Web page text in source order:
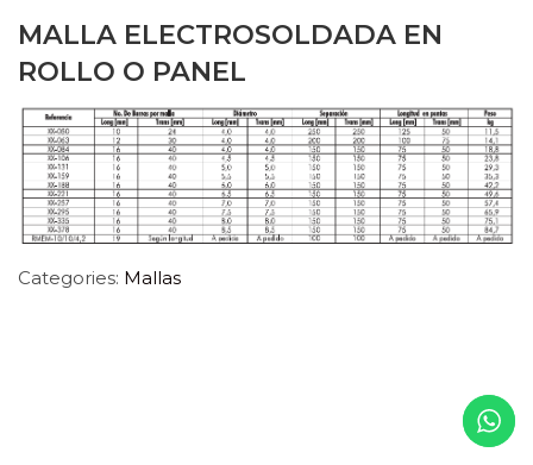
MALLA ELECTROSOLDADA EN
ROLLO O PANEL
Categories: Mallas